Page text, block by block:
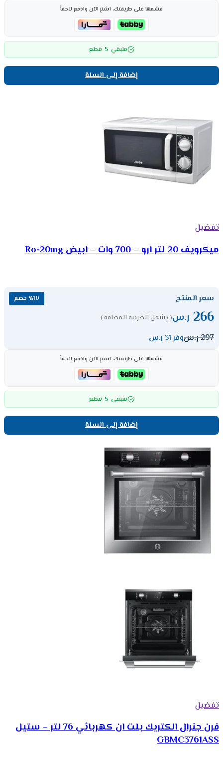
قسّمها على طريقتك، اشترِ الآن وادفع لاحقاً
متبقي 5 قطع
إضافة إلى السلة
تفضيل
ميكرويف 20 لتر ارو – 700 وات – ابيض Ro-20mg
سعر المنتج ٪10 خصم
266 ر.س( يشمل الضريبة المضافة )
297ر.سوفر 31 ر.س
قسّمها على طريقتك، اشترِ الآن وادفع لاحقاً
متبقي 5 قطع
إضافة إلى السلة
تفضيل
فرن جنرال الكتريك بلت ان كهربائي 76 لتر – ستيل
GBMC3761ASS